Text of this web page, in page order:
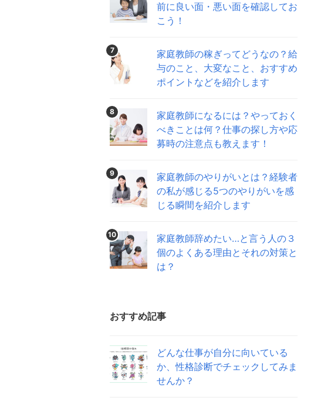
前に良い面・悪い面を確認してお
こう！
7
家庭教師の稼ぎってどうなの？給
与のこと、大変なこと、おすすめ
ポイントなどを紹介します
8
家庭教師になるには？やっておく
べきことは何？仕事の探し方や応
募時の注意点も教えます！
9
家庭教師のやりがいとは？経験者
の私が感じる5つのやりがいを感
じる瞬間を紹介します
10
家庭教師辞めたい…と言う人の３
個のよくある理由とそれの対策と
は？
おすすめ記事
どんな仕事が自分に向いている
か、性格診断でチェックしてみま
せんか？